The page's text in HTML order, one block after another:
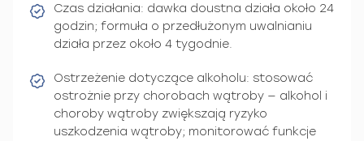
Czas działania: dawka doustna działa około 24
godzin; formuła o przedłużonym uwalnianiu
działa przez około 4 tygodnie.
Ostrzeżenie dotyczące alkoholu: stosować
ostrożnie przy chorobach wątroby — alkohol i
choroby wątroby zwiększają ryzyko
uszkodzenia wątroby; monitorować funkcje